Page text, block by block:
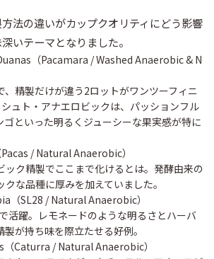
法の違いがカップクオリティにどう影響
いテーマとなりました。
（Pacamara / Washed Anaerobic & N
精製だけが違う2ロットがワンツーフィニ
ュト・アナエロビックは、 パッションフル
ゴといった明るくジューシーな果実感が特に
/ Natural Anaerobic）
ク精製でここまで化けるとは。 発酵由来の
クな品種に厚みを加えていました。
（SL28 / Natural Anaerobic）
活躍。 レモネードのような明るさとハーバ
製が持ち味を際立たせる好例。
Caturra / Natural Anaerobic）